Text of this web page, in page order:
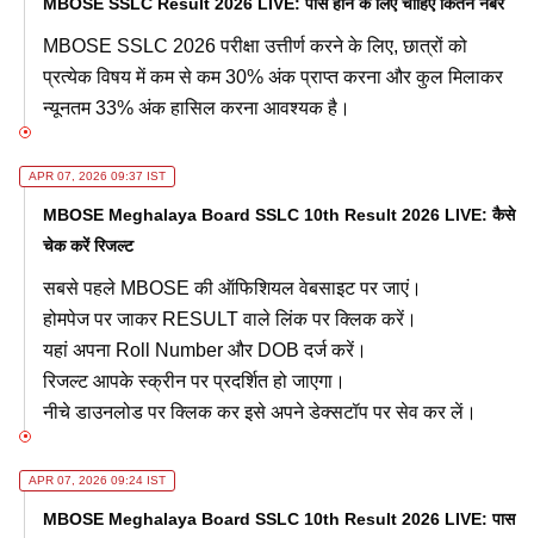
MBOSE SSLC 2026 परीक्षा उत्तीर्ण करने के लिए, छात्रों को
प्रत्येक विषय में कम से कम 30% अंक प्राप्त करना और कुल मिलाकर
न्यूनतम 33% अंक हासिल करना आवश्यक है।
APR 07, 2026 09:37 IST
MBOSE Meghalaya Board SSLC 10th Result 2026 LIVE: कैसे
चेक करें रिजल्ट
सबसे पहले MBOSE की ऑफिशियल वेबसाइट पर जाएं।
होमपेज पर जाकर RESULT वाले लिंक पर क्लिक करें।
यहां अपना Roll Number और DOB दर्ज करें।
रिजल्ट आपके स्क्रीन पर प्रदर्शित हो जाएगा।
नीचे डाउनलोड पर क्लिक कर इसे अपने डेक्सटॉप पर सेव कर लें।
APR 07, 2026 09:24 IST
MBOSE Meghalaya Board SSLC 10th Result 2026 LIVE: पास